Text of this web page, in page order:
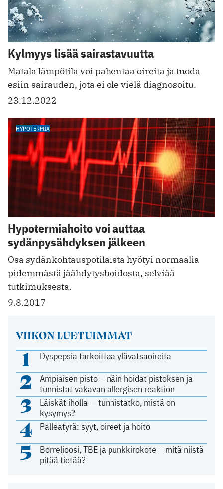
Kylmyys lisää sairastavuutta
Matala lämpötila voi pahentaa oireita ja tuoda
esiin sairauden, jota ei ole vielä diagnosoitu.
23.12.2022
HYPOTERMIA
Hypotermiahoito voi auttaa
sydänpysähdyksen jälkeen
Osa sydänkohtauspotilaista hyötyi normaalia
pidemmästä jäähdytyshoidosta, selviää
tutkimuksesta.
9.8.2017
VIIKON LUETUIMMAT
1 Dyspepsia tarkoittaa ylävatsaoireita
2
Ampiaisen pisto – näin hoidat pistoksen ja
tunnistat vakavan allergisen reaktion
3
Läiskät iholla — tunnistatko, mistä on
kysymys?
4 Palleatyrä: syyt, oireet ja hoito
5
Borrelioosi, TBE ja punkkirokote – mitä niistä
pitää tietää?